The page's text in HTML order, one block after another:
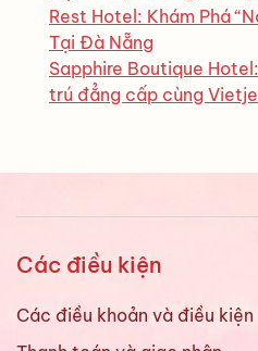
Rest Hotel: Khám Phá
Tại Đà Nẵng
Sapphire Boutique
trú đẳng cấp cùng
Các điều kiện
Các điều khoản và điều kiện